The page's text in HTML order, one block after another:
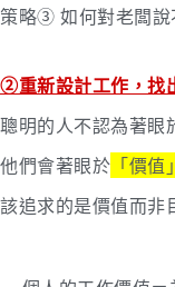
策略③ 如何對老闆說
②重新設計工作，找
聰明的人不認為著眼
他們會著眼於 「價值」
該追求的是價值而非